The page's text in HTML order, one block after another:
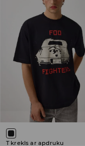
T krekls ar apdruku